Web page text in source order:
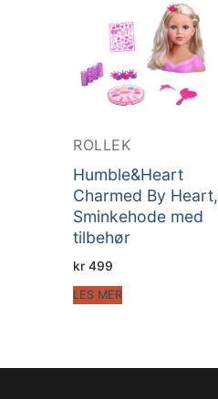
ROLLEK
Humble&Heart
Charmed By Heart,
Sminkehode med
tilbehør
kr 499
LES MER